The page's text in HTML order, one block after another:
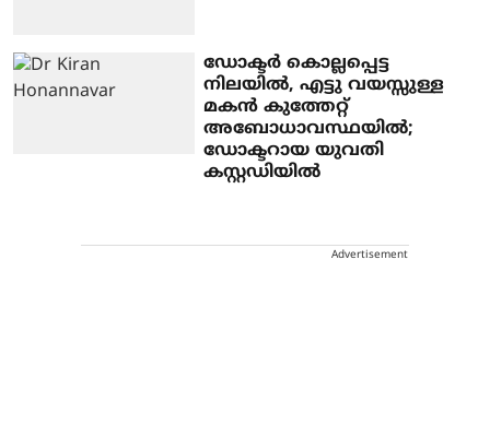
ഡോക്ടര്‍ കൊല്ലപ്പെട്ട
നിലയില്‍, എട്ടു വയസ്സുള്ള
മകന്‍ കുത്തേറ്റ്
അബോധാവസ്ഥയില്‍;
ഡോക്ടറായ യുവതി
കസ്റ്റഡിയില്‍
Advertisement